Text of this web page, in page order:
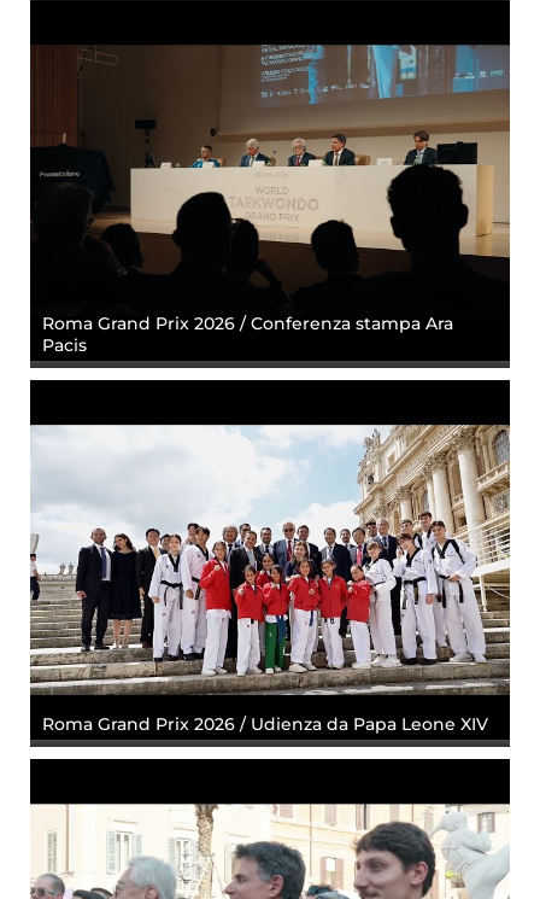
Roma Grand Prix 2026 / Conferenza stampa Ara
Pacis
Roma Grand Prix 2026 / Udienza da Papa Leone XIV